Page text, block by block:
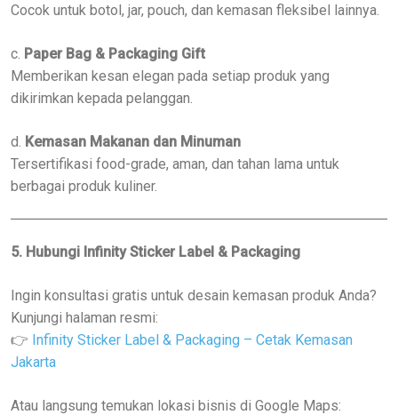
Cocok untuk botol, jar, pouch, dan kemasan fleksibel lainnya.
c. Paper Bag & Packaging Gift
Memberikan kesan elegan pada setiap produk yang
dikirimkan kepada pelanggan.
d. Kemasan Makanan dan Minuman
Tersertifikasi food-grade, aman, dan tahan lama untuk
berbagai produk kuliner.
5. Hubungi Infinity Sticker Label & Packaging
Ingin konsultasi gratis untuk desain kemasan produk Anda?
Kunjungi halaman resmi:
👉 Infinity Sticker Label & Packaging – Cetak Kemasan
Jakarta
Atau langsung temukan lokasi bisnis di Google Maps: